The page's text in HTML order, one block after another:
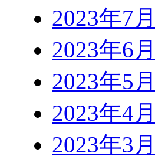
2023年7月
2023年6月
2023年5月
2023年4月
2023年3月